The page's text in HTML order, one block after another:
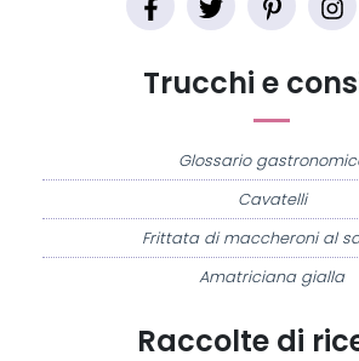
Raccolte di
Trucchi e
Glossario
Cavatelli
Frittata di maccheroni al
Amatriciana gialla